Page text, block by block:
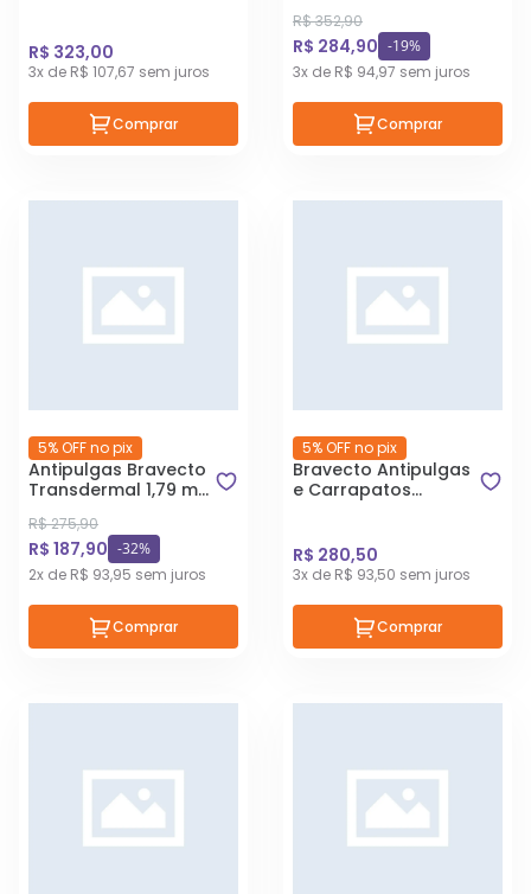
40kg
R$ 323,00
3x de R$ 107,67 sem juros
Comprar
para Cães 40 a
56kg
R$ 352,90
R$ 284,90 -19%
3x de R$ 94,97 sem juros
Comprar
5% OFF no pix
Antipulgas Bravecto
Transdermal 1,79 ml
R$ 275,90
R$ 187,90 -32%
2x de R$ 93,95 sem juros
Comprar
5% OFF no pix
Bravecto Antipulgas
e Carrapatos
R$ 280,50
3x de R$ 93,50 sem juros
Comprar